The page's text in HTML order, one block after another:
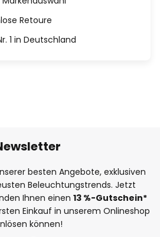
Retoure
1 in Deutschland
besten Angebote, exklusiven
Beleuchtungstrends. Jetzt
Ihnen einen 13 %-Gutschein*
Einkauf in unserem Onlineshop
können!